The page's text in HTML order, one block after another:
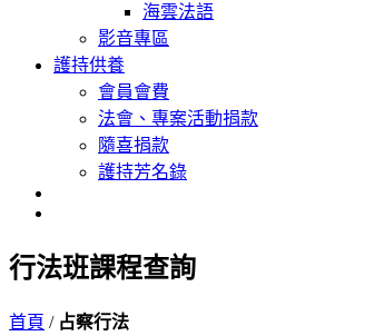
海雲法語
影音專區
護持供養
會員會費
法會、專案活動捐款
隨喜捐款
護持芳名錄
行法班課程查詢
首頁 / 占察行法